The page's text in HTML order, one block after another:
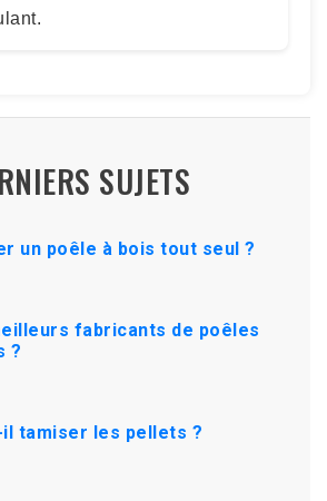
SUJETS
un poêle à bois tout seul ?
fabricants de poêles
?
tamiser les pellets ?